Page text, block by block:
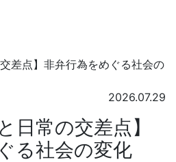
2026.07.29
日常の交差点】
る社会の変化